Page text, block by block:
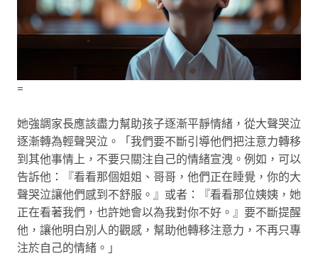
=
她強調家長應該盡力幫助孩子逐漸平靜情緒，從大聲哭泣
逐漸轉為輕聲哭泣。「我們要不斷引導他們把注意力轉移
到其他事情上，不要只關注自己的情緒宣洩。例如，可以
告訴他：『看看那個姐姐、哥哥，他們正在睡覺，你的大
聲哭泣讓他們感到不舒服。』或者：『看看那位姨姨，她
正在看著我們，也許她會以為我對你不好。』要不斷提醒
他，讓他明白別人的觀感，幫助他轉移注意力，不再只專
注於自己的情緒。」